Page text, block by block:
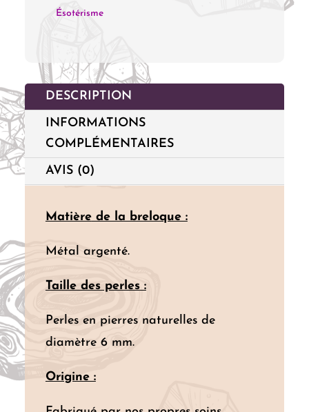
"Turquoise
Ésotérisme
DESCRIPTION
INFORMATIONS
COMPLÉMENTAIRES
AVIS (0)
Matièrede la breloque :
Métal argenté.
Taille des perles:
Perles en pierres naturelles de
diamètre 6 mm.
Origine :